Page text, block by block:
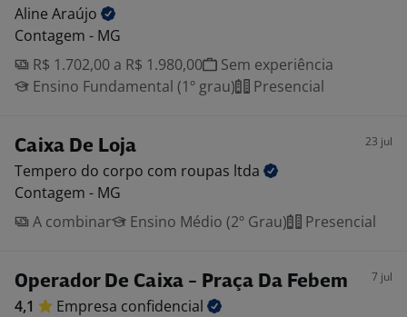
Aline Araújo
Contagem - MG
R$ 1.702,00 a R$ 1.980,00
Sem experiência
Ensino Fundamental (1º grau)
Presencial
Caixa De Loja 23 jul
Tempero do corpo com roupas ltda
Contagem - MG
A combinar
Ensino Médio (2º Grau) Presencial
Operador De Caixa - Praça Da Febem 7 jul
4,1 Empresa confidencial